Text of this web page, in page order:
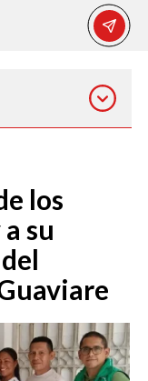
los
su